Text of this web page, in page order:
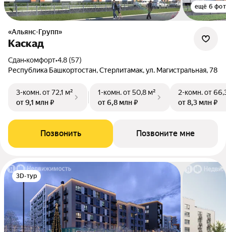
ещё 6
«Альянс-Групп»
Каскад
Сдан•комфорт•4.8 (57)
Республика Башкортостан, Стерлитамак, ул. Магистральная, 78
3-комн.от 72,1 м²
от 9,1 млн ₽
1-комн.от 50,8 м²
от 6,8 млн ₽
2-комн.от
от 8,3 млн ₽
Позвонить Позвоните мне
3D-тур